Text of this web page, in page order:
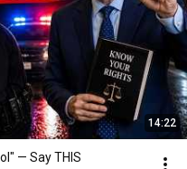
14:22
— Say THIS